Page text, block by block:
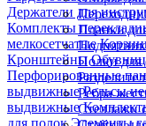
Планки
Полки для
Ребра
Стеллажи
Держатели для
Комплекты
мелкосетчатые
Кронштейны
Перфорированные
выдвижные Рельсы
выдвижные
для полок Элементы